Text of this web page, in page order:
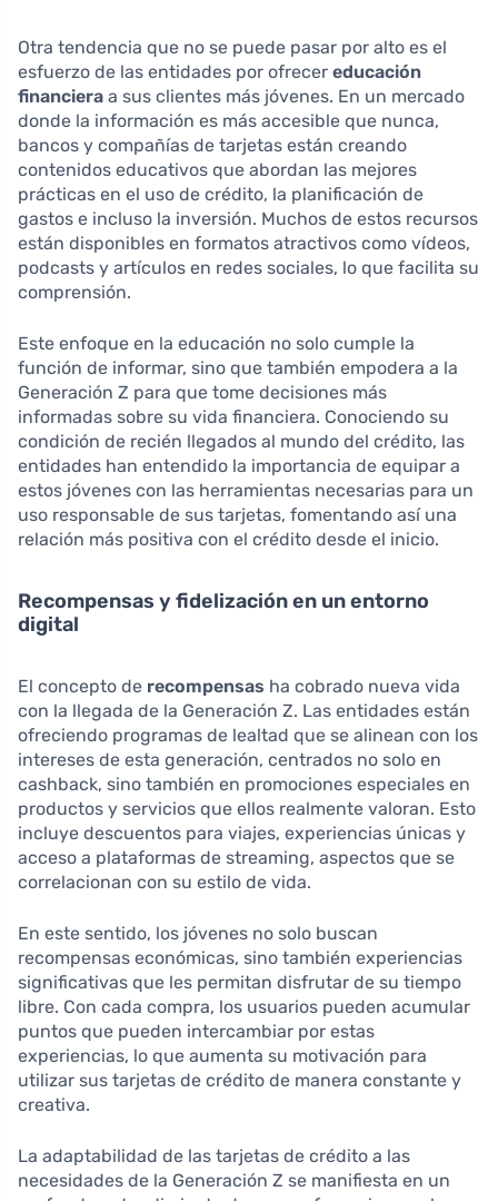
Otra tendencia que no se puede pasar por alto es el
esfuerzo de las entidades por ofrecer educación
financiera a sus clientes más jóvenes. En un mercado
donde la información es más accesible que nunca,
bancos y compañías de tarjetas están creando
contenidos educativos que abordan las mejores
prácticas en el uso de crédito, la planificación de
gastos e incluso la inversión. Muchos de estos recursos
están disponibles en formatos atractivos como vídeos,
podcasts y artículos en redes sociales, lo que facilita su
comprensión.
Este enfoque en la educación no solo cumple la
función de informar, sino que también empodera a la
Generación Z para que tome decisiones más
informadas sobre su vida financiera. Conociendo su
condición de recién llegados al mundo del crédito, las
entidades han entendido la importancia de equipar a
estos jóvenes con las herramientas necesarias para un
uso responsable de sus tarjetas, fomentando así una
relación más positiva con el crédito desde el inicio.
Recompensas y fidelización en un entorno
digital
El concepto de recompensas ha cobrado nueva vida
con la llegada de la Generación Z. Las entidades están
ofreciendo programas de lealtad que se alinean con los
intereses de esta generación, centrados no solo en
cashback, sino también en promociones especiales en
productos y servicios que ellos realmente valoran. Esto
incluye descuentos para viajes, experiencias únicas y
acceso a plataformas de streaming, aspectos que se
correlacionan con su estilo de vida.
En este sentido, los jóvenes no solo buscan
recompensas económicas, sino también experiencias
significativas que les permitan disfrutar de su tiempo
libre. Con cada compra, los usuarios pueden acumular
puntos que pueden intercambiar por estas
experiencias, lo que aumenta su motivación para
utilizar sus tarjetas de crédito de manera constante y
creativa.
La adaptabilidad de las tarjetas de crédito a las
necesidades de la Generación Z se manifiesta en un